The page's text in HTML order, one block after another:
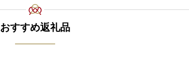
おすすめ返礼品